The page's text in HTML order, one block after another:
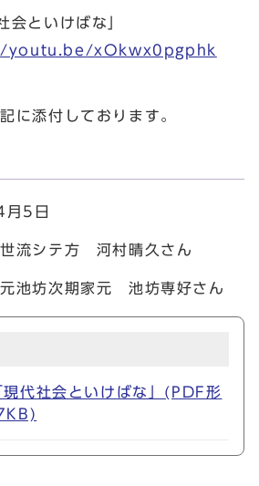
会といけばな」
youtu.be/xOkwx0pgphk
に添付しております。
月5日
流シテ方 河村晴久さん
池坊次期家元 池坊専好さん
代社会といけばな」(PDF形